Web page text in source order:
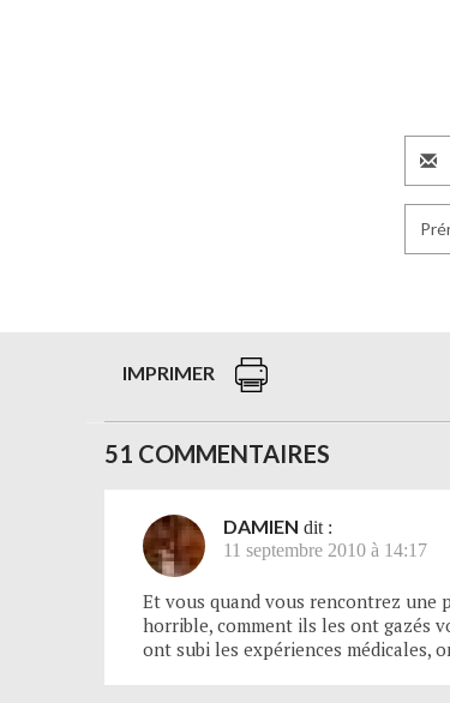
IMPRIMER
51 COMMENTAIRES
DAMIEN dit :
11 septembre 2010 à 14:17
Et vous quand vous rencontrez une
horrible, comment ils les ont gazés
ont subi les expériences médicales,